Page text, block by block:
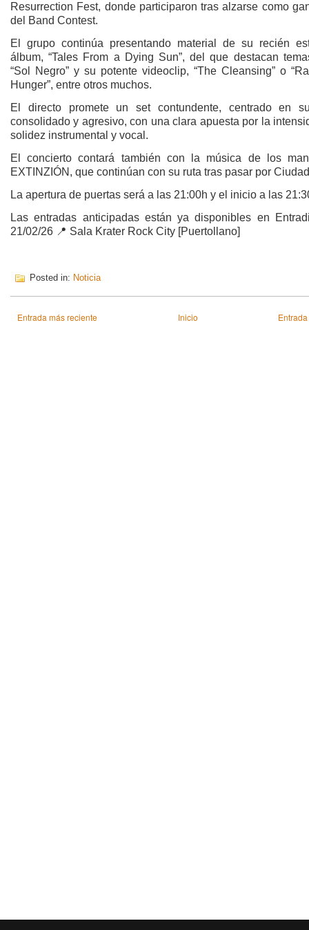
Resurrection Fest, donde participaron tras alzarse como
del Band Contest.
El grupo continúa presentando material de su recién
álbum, “Tales From a Dying Sun”, del que destacan
“Sol Negro” y su potente videoclip, “The Cleansing” o
Hunger”, entre otros muchos.
El directo promete un set contundente, centrado en
consolidado y agresivo, con una clara apuesta por la
solidez instrumental y vocal.
El concierto contará también con la música de los
EXTINZIÓN, que continúan con su ruta tras pasar por
La apertura de puertas será a las 21:00h y el inicio a las
Las entradas anticipadas están ya disponibles en
21/02/26 📍 Sala Krater Rock City [Puertollano]
Posted in: Noticia
Entrada más reciente Inicio